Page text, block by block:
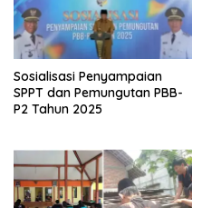
Sosialisasi Penyampaian
SPPT dan Pemungutan PBB-
P2 Tahun 2025